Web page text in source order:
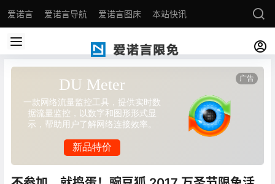
爱诺言 爱诺言导航 爱诺言图床 本站快讯